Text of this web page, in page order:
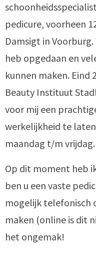
pedicure, voorheen
Damsigt in
heb opgedaan en
kunnen maken. Eind
Beauty Instituut
voor mij een
werkelijkheid te
maandag t/m vrijdag.
Op dit moment heb
ben u een vaste
mogelijk telefonisch
maken (online is dit
het ongemak!